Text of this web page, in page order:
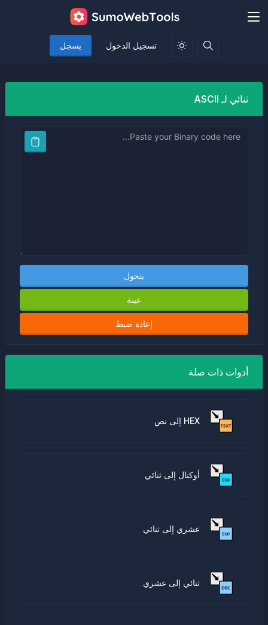
تسجيل الدخول يسجل
ثنائي لـ ASCII
يتحول
عينة
إعادة ضبط
أدوات ذات صلة
HEX إلى نص
أوكتال إلى ثنائي
عشري إلى ثنائي
ثنائي إلى عشري